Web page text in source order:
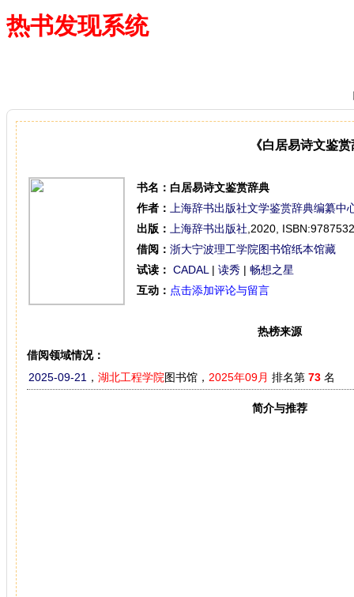
热书发现系统
《白居易诗文鉴
书名： 白居易诗文鉴赏辞典
作者：
上海辞书出版社文学鉴赏辞典编纂中
出版：
上海辞书出版社 ,2020,
借阅： 浙大宁波理工学院图书馆纸本馆藏
试读： CADAL | 读秀 | 畅想之星
互动： 点击添加评论与留言
热榜来源
借阅领域情况：
2025-09-21 ， 湖北工程学院图书馆， 2025年09月 排名第 73 名
简介与推荐